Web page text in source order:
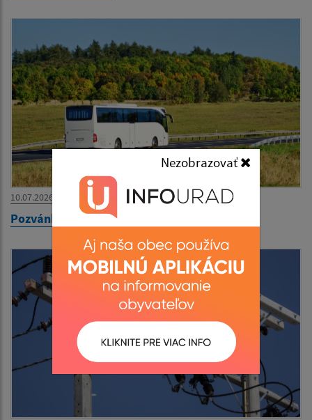
Nezobrazovať
10.07.2026
Pozvánka na výlet - MS SČK